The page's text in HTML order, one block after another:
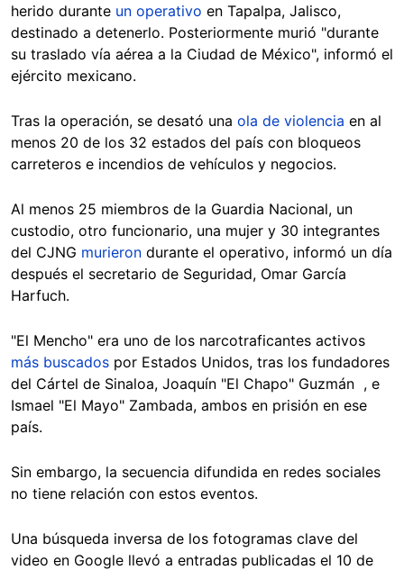
herido durante un operativo en Tapalpa, Jalisco,
destinado a detenerlo. Posteriormente murió "durante
su traslado vía aérea a la Ciudad de México", informó el
ejército mexicano.
Tras la operación, se desató una ola de violencia en al
menos 20 de los 32 estados del país con bloqueos
carreteros e incendios de vehículos y negocios.
Al menos 25 miembros de la Guardia Nacional, un
custodio, otro funcionario, una mujer y 30 integrantes
del CJNG murieron durante el operativo, informó un día
después el secretario de Seguridad, Omar García
Harfuch.
"El Mencho" era uno de los narcotraficantes activos
más buscados por Estados Unidos, tras los fundadores
del Cártel de Sinaloa, Joaquín "El Chapo" Guzmán , e
Ismael "El Mayo" Zambada, ambos en prisión en ese
país.
Sin embargo, la secuencia difundida en redes sociales
no tiene relación con estos eventos.
Una búsqueda inversa de los fotogramas clave del
video en Google llevó a entradas publicadas el 10 de